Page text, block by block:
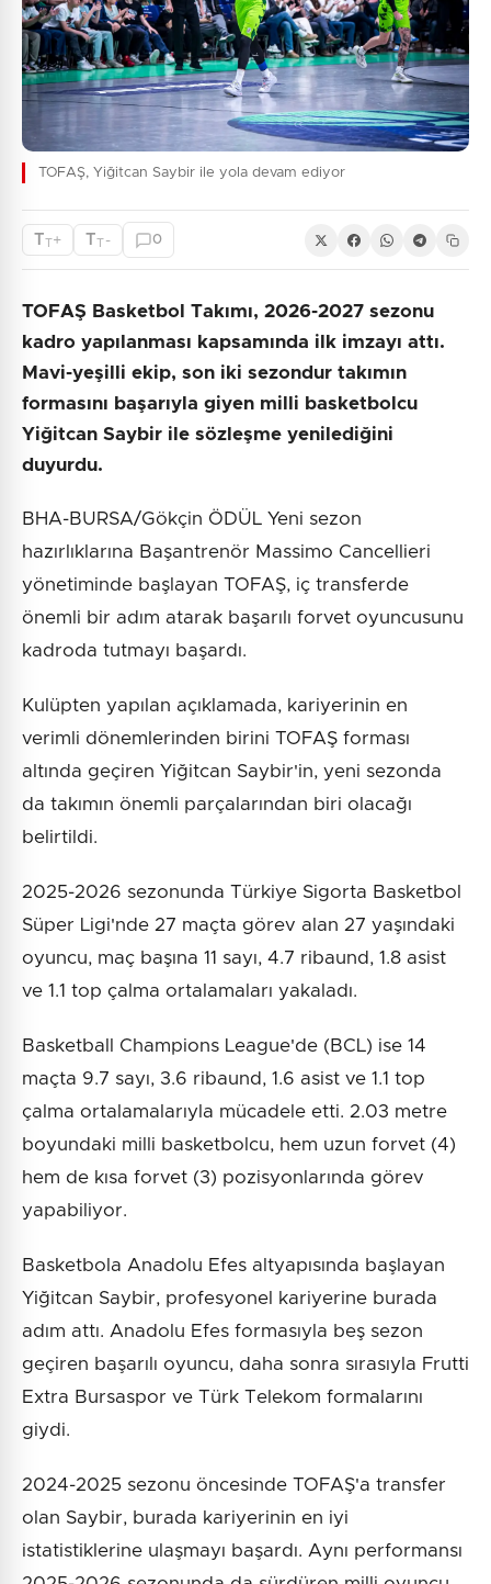
TOFAŞ, Yiğitcan Saybir ile yola devam ediyor
TT+ TT - 0
TOFAŞ Basketbol Takımı, 2026-2027 sezonu
kadro yapılanması kapsamında ilk imzayı attı.
Mavi-yeşilli ekip, son iki sezondur takımın
formasını başarıyla giyen milli basketbolcu
Yiğitcan Saybir ile sözleşme yenilediğini
duyurdu.
BHA-BURSA/Gökçin ÖDÜL Yeni sezon
hazırlıklarına Başantrenör Massimo Cancellieri
yönetiminde başlayan TOFAŞ, iç transferde
önemli bir adım atarak başarılı forvet oyuncusunu
kadroda tutmayı başardı.
Kulüpten yapılan açıklamada, kariyerinin en
verimli dönemlerinden birini TOFAŞ forması
altında geçiren Yiğitcan Saybir'in, yeni sezonda
da takımın önemli parçalarından biri olacağı
belirtildi.
2025-2026 sezonunda Türkiye Sigorta Basketbol
Süper Ligi'nde 27 maçta görev alan 27 yaşındaki
oyuncu, maç başına 11 sayı, 4.7 ribaund, 1.8 asist
ve 1.1 top çalma ortalamaları yakaladı.
Basketball Champions League'de (BCL) ise 14
maçta 9.7 sayı, 3.6 ribaund, 1.6 asist ve 1.1 top
çalma ortalamalarıyla mücadele etti. 2.03 metre
boyundaki milli basketbolcu, hem uzun forvet (4)
hem de kısa forvet (3) pozisyonlarında görev
yapabiliyor.
Basketbola Anadolu Efes altyapısında başlayan
Yiğitcan Saybir, profesyonel kariyerine burada
adım attı. Anadolu Efes formasıyla beş sezon
geçiren başarılı oyuncu, daha sonra sırasıyla Frutti
Extra Bursaspor ve Türk Telekom formalarını
giydi.
2024-2025 sezonu öncesinde TOFAŞ'a transfer
olan Saybir, burada kariyerinin en iyi
istatistiklerine ulaşmayı başardı. Aynı performansı